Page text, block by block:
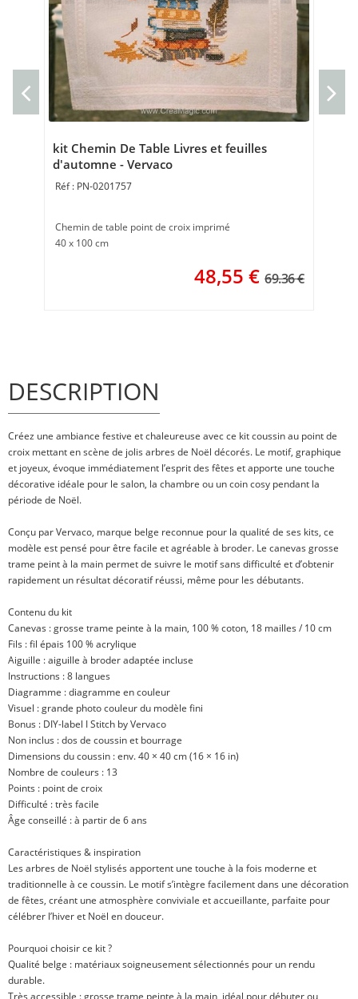
kit Chemin De Table Livres et feuilles
d'automne - Vervaco
PN-0201757
Chemin de table point de croix imprimé
40 x 100 cm
48,55 € 69.36 €
DESCRIPTION
Créez une ambiance festive et chaleureuse avec ce kit coussin au point de
croix mettant en scène de jolis arbres de Noël décorés. Le motif, graphique
et joyeux, évoque immédiatement l’esprit des fêtes et apporte une touche
décorative idéale pour le salon, la chambre ou un coin cosy pendant la
période de Noël.
Conçu par Vervaco, marque belge reconnue pour la qualité de ses kits, ce
modèle est pensé pour être facile et agréable à broder. Le canevas grosse
trame peint à la main permet de suivre le motif sans difficulté et d’obtenir
rapidement un résultat décoratif réussi, même pour les débutants.
Contenu du kit
Canevas : grosse trame peinte à la main, 100 % coton, 18 mailles / 10 cm
Fils : fil épais 100 % acrylique
Aiguille : aiguille à broder adaptée incluse
Instructions : 8 langues
Diagramme : diagramme en couleur
Visuel : grande photo couleur du modèle fini
Bonus : DIY-label I Stitch by Vervaco
Non inclus : dos de coussin et bourrage
Dimensions du coussin : env. 40 × 40 cm (16 × 16 in)
Nombre de couleurs : 13
Points : point de croix
Difficulté : très facile
Âge conseillé : à partir de 6 ans
Caractéristiques & inspiration
Les arbres de Noël stylisés apportent une touche à la fois moderne et
traditionnelle à ce coussin. Le motif s’intègre facilement dans une décoration
de fêtes, créant une atmosphère conviviale et accueillante, parfaite pour
célébrer l’hiver et Noël en douceur.
Pourquoi choisir ce kit ?
Qualité belge : matériaux soigneusement sélectionnés pour un rendu
durable.
Très accessible : grosse trame peinte à la main, idéal pour débuter ou